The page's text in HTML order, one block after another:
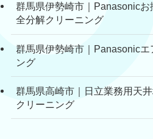
群馬県伊勢崎市｜Panasonic
全分解クリーニング
群馬県伊勢崎市｜Panasonic
ング
群馬県高崎市｜日立業務用天
クリーニング